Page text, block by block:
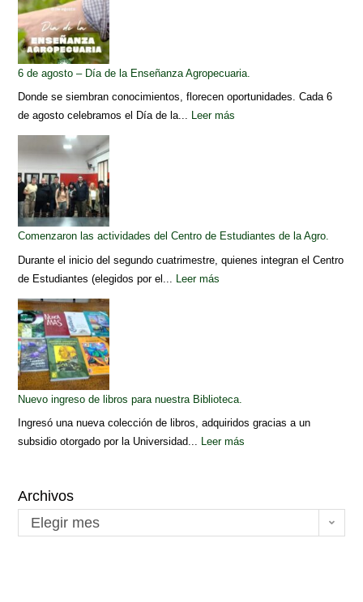
6 de agosto – Día de la Enseñanza Agropecuaria.
Donde se siembran conocimientos, florecen oportunidades. Cada 6
de agosto celebramos el Día de la... Leer más
Comenzaron las actividades del Centro de Estudiantes de la Agro.
Durante el inicio del segundo cuatrimestre, quienes integran el Centro
de Estudiantes (elegidos por el... Leer más
Nuevo ingreso de libros para nuestra Biblioteca.
Ingresó una nueva colección de libros, adquiridos gracias a un
subsidio otorgado por la Universidad... Leer más
Archivos
Elegir mes